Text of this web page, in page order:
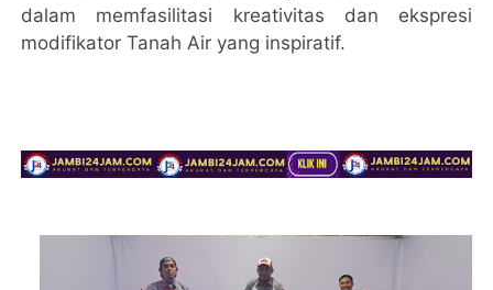
dalam memfasilitasi kreativitas dan ekspresi
modifikator Tanah Air yang inspiratif.